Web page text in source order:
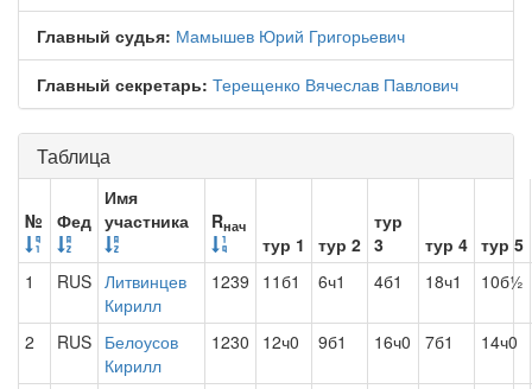
Главный судья: Мамышев Юрий Григорьевич
Главный секретарь: Терещенко Вячеслав Павлович
Таблица
№ Фед
Имя
участника
Rнач
тур 1 тур 2
тур
3
тур 4 тур 5
1
RUS Литвинцев
Кирилл
1239 11б1 6ч1 4б1 18ч1 10б½
2 RUS Белоусов
Кирилл
1230 12ч0 9б1 16ч0 7б1 14ч0